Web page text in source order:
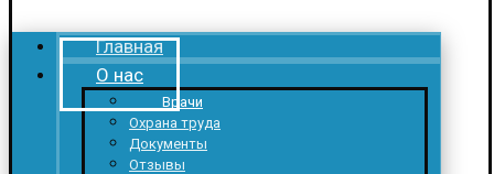
Главная
О нас
Врачи
Охрана труда
Документы
Отзывы